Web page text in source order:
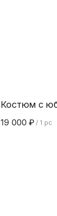
Костюм с
19 000 ₽ / 1 pc